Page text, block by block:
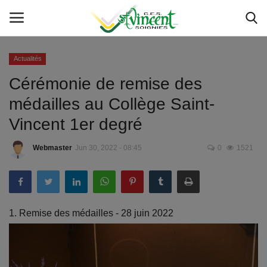
Accueil
Service IT
Actualités
Etat des servcies
Sponsoring 150 - 50
Actualités
Cérémonie de remise des
médailles au Collège Saint-
Vincent 1er degré
Webmaster Jun 30, 2022 - 08:45 0 1521
1. Remise des médailles - 28 juin 2022